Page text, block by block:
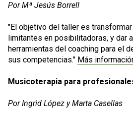
Por Mª Jesús Borrell
"El objetivo del taller es
limitantes en posibilitadoras, y dar
herramientas del coaching para el
sus competencias." Más
Musicoterapia para
Por Ingrid López y Marta Casellas